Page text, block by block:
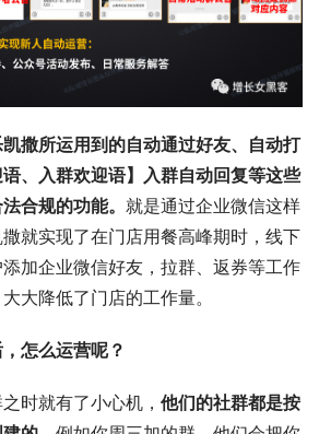
撒所运用到的自动通过好友、自动打
、入群欢迎语】入群自动回复等这些
合规的功能。 就是通过企业微信这样
就实现了在门店用餐高峰期时，线下
加企业微信好友，拉群、返券等工作
大降低了门店的工作量。
怎么运营呢？
时就有了小心机， 他们的社群都是按